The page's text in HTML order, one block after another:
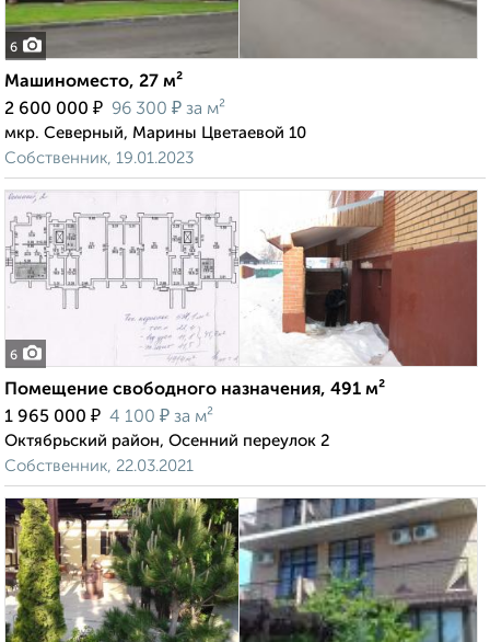
6
Машиноместо, 27 м²
2 600 000 ₽ 96 300 ₽ за м²
мкр. Северный, Марины Цветаевой 10
Собственник, 19.01.2023
6
Помещение свободного назначения, 491 м²
1 965 000 ₽ 4 100 ₽ за м²
Октябрьский район, Осенний переулок 2
Собственник, 22.03.2021